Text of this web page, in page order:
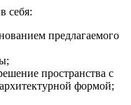
себя:
предлагаемого
пространства с
формой;